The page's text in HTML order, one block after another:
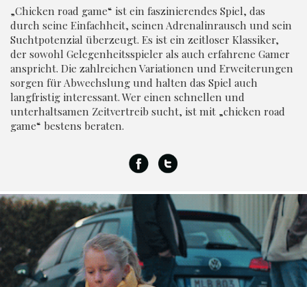
„Chicken road game“ ist ein faszinierendes Spiel, das
durch seine Einfachheit, seinen Adrenalinrausch und sein
Suchtpotenzial überzeugt. Es ist ein zeitloser Klassiker,
der sowohl Gelegenheitsspieler als auch erfahrene Gamer
anspricht. Die zahlreichen Variationen und Erweiterungen
sorgen für Abwechslung und halten das Spiel auch
langfristig interessant. Wer einen schnellen und
unterhaltsamen Zeitvertreib sucht, ist mit „chicken road
game“ bestens beraten.